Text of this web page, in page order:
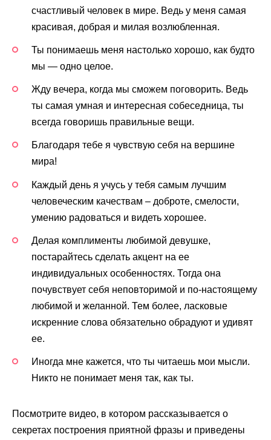
счастливый человек в мире. Ведь у меня самая
красивая, добрая и милая возлюбленная.
Ты понимаешь меня настолько хорошо, как будто
мы — одно целое.
Жду вечера, когда мы сможем поговорить. Ведь
ты самая умная и интересная собеседница, ты
всегда говоришь правильные вещи.
Благодаря тебе я чувствую себя на вершине
мира!
Каждый день я учусь у тебя самым лучшим
человеческим качествам – доброте, смелости,
умению радоваться и видеть хорошее.
Делая комплименты любимой девушке,
постарайтесь сделать акцент на ее
индивидуальных особенностях. Тогда она
почувствует себя неповторимой и по-настоящему
любимой и желанной. Тем более, ласковые
искренние слова обязательно обрадуют и удивят
ее.
Иногда мне кажется, что ты читаешь мои мысли.
Никто не понимает меня так, как ты.
Посмотрите видео, в котором рассказывается о
секретах построения приятной фразы и приведены